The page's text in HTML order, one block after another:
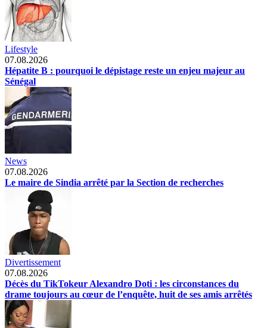
Lifestyle
07.08.2026
Hépatite B : pourquoi le dépistage reste un enjeu majeur au
Sénégal
News
07.08.2026
Le maire de Sindia arrêté par la Section de recherches
Divertissement
07.08.2026
Décès du TikTokeur Alexandro Doti : les circonstances du
drame toujours au cœur de l’enquête, huit de ses amis arrêtés